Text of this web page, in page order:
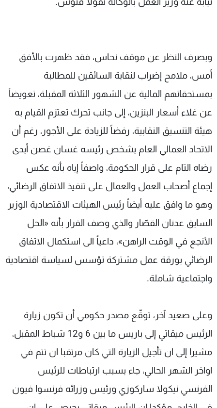
وبصرف النظر عن موقف نحاس، فقد ظهرت بالأفق
أمس، ملامح إضراب لنقابة السائقين للمطالبة
بمستحقاتهم المالية عن الشهور الثلاثة المقبلة، تعويضاً
عن غلاء أسعار البنزين، إلى جانب تحرك تعتزم القيام به
هيئة التنسيق النقابية، رفضاً للزيادة على الأجور، رغم أن
الاتحاد العمالي العام بشخص رئيسه غسان غصن أبدى
رضاه التام على قرار الحكومة، واصفاً إياه بأنه عكس
إجماع أصحاب العمل والعمال على تنفيذ الاتفاق الرضائي،
وهو ما وافق عليه أيضاً رئيس الهيئات الاقتصادية الوزير
السابق عدنان القصّار والذي وصف القرار بأنه «الحل
الأنجع في الوقت الراهن»، داعياً الى استكمال الاتفاق
الرضائي بورقة عمل مشتركة تؤسس لسياسة اقتصادية
واجتماعية شاملة.
وعلى صعيد آخر، توقّع مصدر حكومي أن تكون زيارة
الرئيس ميقاتي إلى باريس ما بين 6 و12 شباط المقبل،
مشيرا إلى ان تأجيل الزيارة التي كان مرتقبا ان تتم في
اواخر الشهر الحالي، جاء بسبب ارتباطات للرئيس
الفرنسي نيكولا ساركوزي ورئيس وزرائه فرنسوا فيون